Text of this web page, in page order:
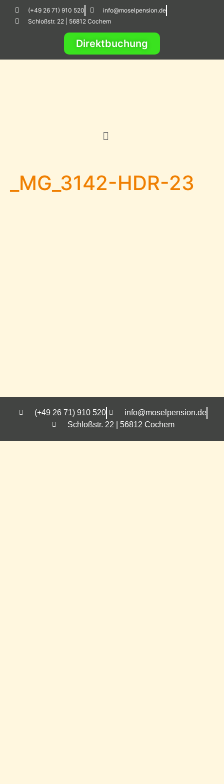
(+49 26 71) 910 520
info@moselpension.de
Schloßstr. 22 | 56812 Cochem
Direktbuchung
_MG_3142-HDR-23
(+49 26 71) 910 520
info@moselpension.de
Schloßstr. 22 | 56812 Cochem